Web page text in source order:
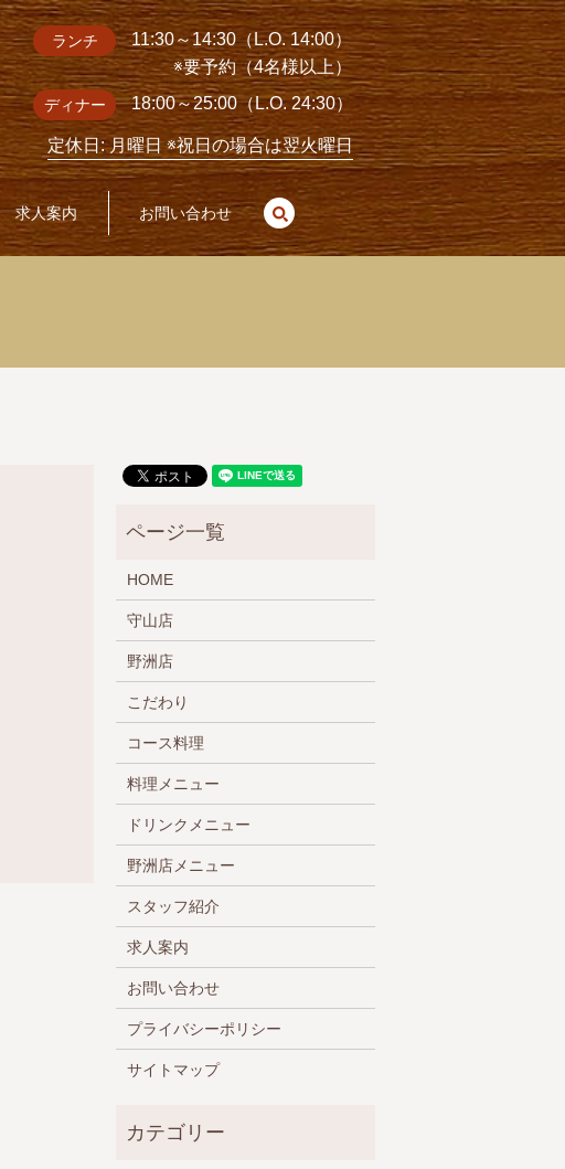
ランチ
11:30～14:30（L.O. 14:00）
※要予約（4名様以上）
ディナー 18:00～25:00（L.O. 24:30）
定休日: 月曜日 ※祝日の場合は翌火曜日
求人案内 お問い合わせ search
HOME
守山店
野洲店
こだわり
コース料理
料理メニュー
ドリンクメニュー
野洲店メニュー
スタッフ紹介
求人案内
お問い合わせ
プライバシーポリシー
サイトマップ